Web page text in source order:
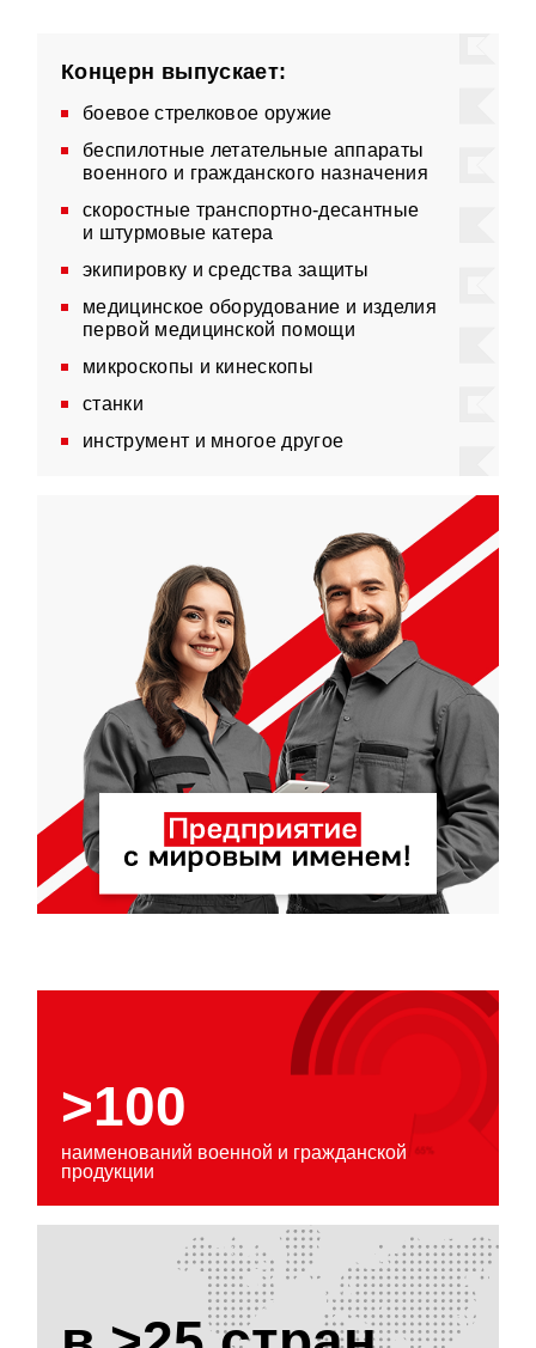
Концерн выпускает:
боевое стрелковое оружие
беспилотные летательные аппараты
военного и гражданского назначения
скоростные транспортно-десантные
и штурмовые катера
экипировку и средства защиты
медицинское оборудование и изделия
первой медицинской помощи
микроскопы и кинескопы
станки
инструмент и многое другое
>100
наименований военной и гражданской
продукции